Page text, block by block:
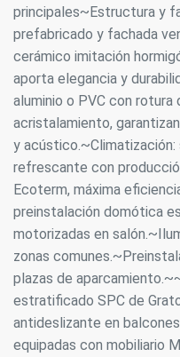
principales~Estructura y
prefabricado y fachada
cerámico imitación
aporta elegancia y
aluminio o PVC con
acristalamiento,
y
refrescante con
Ecoterm, máxima
preinstalación domótica
motorizadas en
zonas
plazas de
estratificado SPC de
antideslizante en
equipadas con mobiliario